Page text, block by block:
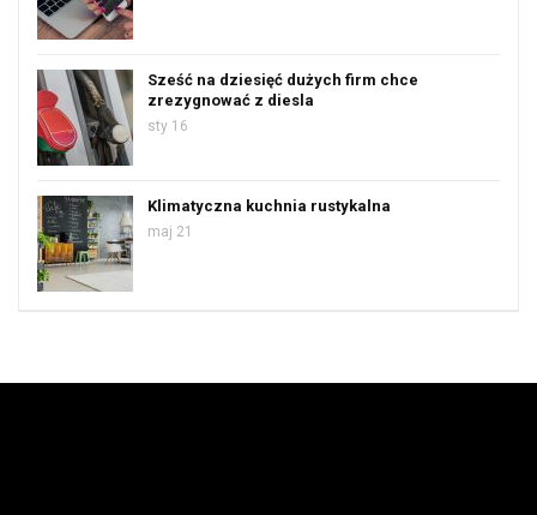
Sześć na dziesięć dużych firm chce
zrezygnować z diesla
sty 16
Klimatyczna kuchnia rustykalna
maj 21